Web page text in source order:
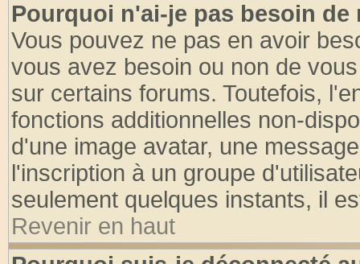
Pourquoi n'ai-je pas besoin de
Vous pouvez ne pas en avoir
vous avez besoin ou non de
sur certains forums. Toutefois,
fonctions additionnelles non-
d'une image avatar, une
l'inscription à un groupe
seulement quelques instants, il
Revenir en haut